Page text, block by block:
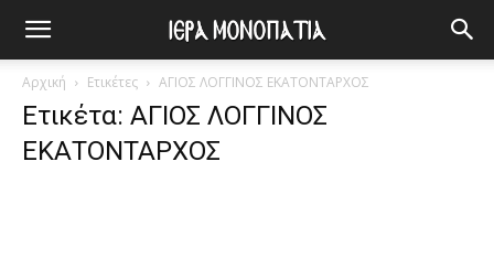
Αρχική Ετικέτες ΑΓΙΟΣ ΛΟΓΓΙΝΟΣ ΕΚΑΤΟΝΤΑΡΧΟΣ
Ετικέτα: ΑΓΙΟΣ ΛΟΓΓΙΝΟΣ
ΕΚΑΤΟΝΤΑΡΧΟΣ